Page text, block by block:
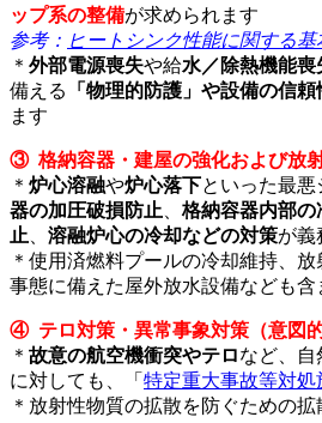
ップ系の整備が求められます
参考： ヒートシンク性能に関する
＊ 外部電源喪失や給水／除熱機能喪
備える
「物理的防護」や設備の信
ます
③ 格納容器・建屋の強化および放
＊ 炉心溶融や炉心落下といった最悪
器の加圧破損防止
格納容器内部の
止
溶融炉心の冷却などの対策が義
＊使用済燃料プールの冷却維持、
事態に備えた屋外放水設備なども含
④ テロ対策・異常事象対策（意図的
＊ 故意の航空機衝突やテロなど、自
に対しても、「 特定重大事故等対処
＊放射性物質の拡散を防ぐための